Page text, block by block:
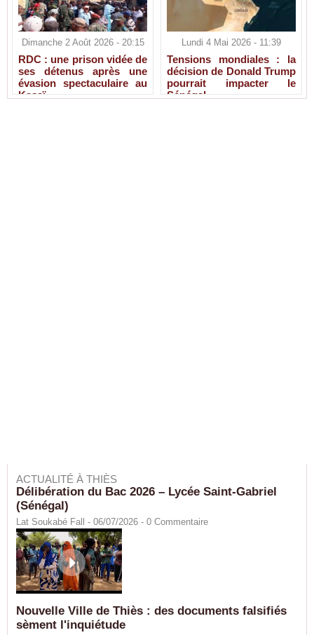
Dimanche 2 Août 2026 - 20:15
RDC : une prison vidée de
ses détenus après une
évasion spectaculaire au
Kasaï
Lundi 4 Mai 2026 - 11:39
Tensions mondiales : la
décision de Donald Trump
pourrait impacter le
Sénégal
ACTUALITÉ À THIÈS
Délibération du Bac 2026 – Lycée Saint-Gabriel
(Sénégal)
Lat Soukabé Fall - 06/07/2026 - 0 Commentaire
Nouvelle Ville de Thiès : des documents falsifiés
sèment l'inquiétude